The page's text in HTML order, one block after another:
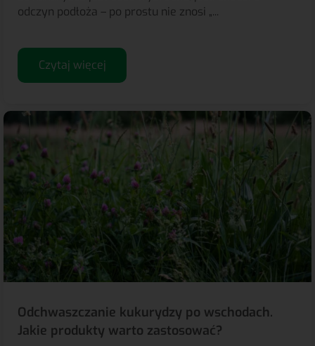
odczyn podłoża – po prostu nie znosi „...
Czytaj więcej
Odchwaszczanie kukurydzy po wschodach.
Jakie produkty warto zastosować?